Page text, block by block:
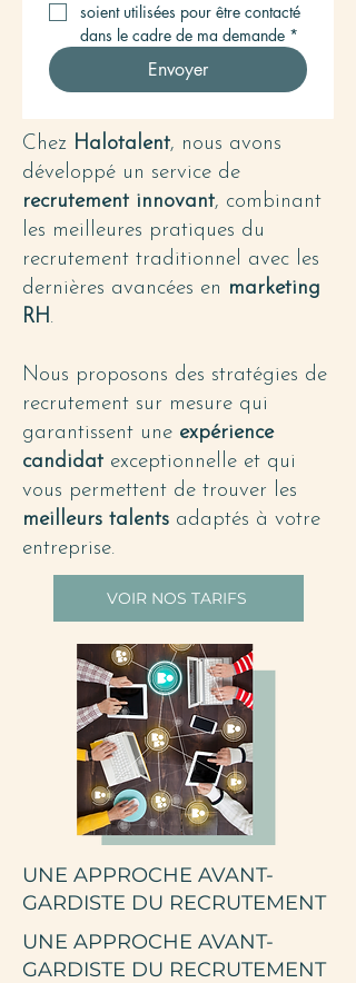
soient utilisées pour être contacté
dans le cadre de ma demande *
Envoyer
Chez Halotalent, nous avons
développé un service de
recrutement innovant, combinant
les meilleures pratiques du
recrutement traditionnel avec les
dernières avancées en marketing
RH.
Nous proposons des stratégies de
recrutement sur mesure qui
garantissent une expérience
candidat exceptionnelle et qui
vous permettent de trouver les
meilleurs talents adaptés à votre
entreprise.
VOIR NOS TARIFS
UNE APPROCHE AVANT-
GARDISTE DU RECRUTEMENT
UNE APPROCHE AVANT-
GARDISTE DU RECRUTEMENT